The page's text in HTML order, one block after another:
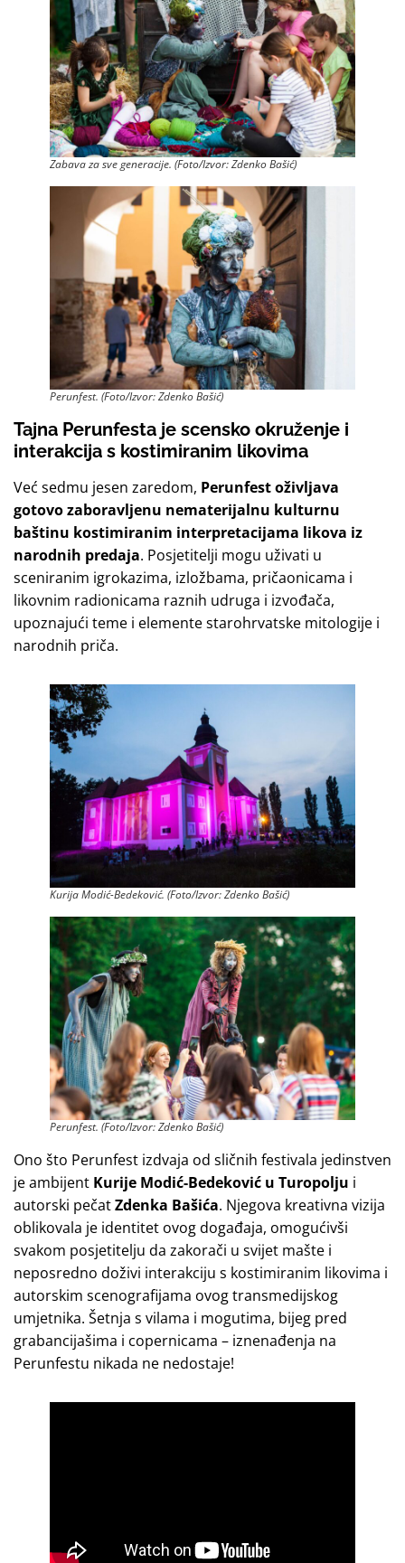
Zabava za sve generacije. (Foto/Izvor: Zdenko Bašić)
Perunfest. (Foto/Izvor: Zdenko Bašić)
Tajna Perunfesta je scensko okruženje i
interakcija s kostimiranim likovima
Već sedmu jesen zaredom, Perunfest oživljava
gotovo zaboravljenu nematerijalnu kulturnu
baštinu kostimiranim interpretacijama likova iz
narodnih predaja. Posjetitelji mogu uživati u
sceniranim igrokazima, izložbama, pričaonicama i
likovnim radionicama raznih udruga i izvođača,
upoznajući teme i elemente starohrvatske mitologije i
narodnih priča.
Kurija Modić-Bedeković. (Foto/Izvor: Zdenko Bašić)
Perunfest. (Foto/Izvor: Zdenko Bašić)
Ono što Perunfest izdvaja od sličnih festivala jedinstven
je ambijent Kurije Modić-Bedeković u Turopolju i
autorski pečatZdenka Bašića. Njegova kreativna vizija
oblikovala je identitet ovog događaja, omogućivši
svakom posjetitelju da zakorači u svijet mašte i
neposredno doživi interakciju s kostimiranim likovima i
autorskim scenografijama ovog transmedijskog
umjetnika. Šetnja s vilama i mogutima, bijeg pred
grabancijašima i copernicama – iznenađenja na
Perunfestu nikada ne nedostaje!